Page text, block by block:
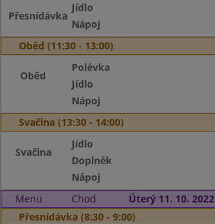
Přesnídávka
Jídlo
Nápoj
Oběd (11:30 - 13:00)
Oběd
Polévka
Jídlo
Nápoj
Svačina (13:30 - 14:00)
Svačina
Jídlo
Doplněk
Nápoj
Menu
Chod
Úterý 11. 10. 2022
Přesnídávka (8:30 - 9:00)